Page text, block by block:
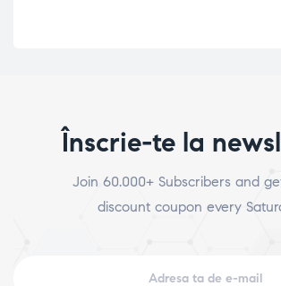
Înscrie-te la
Join 60.000+ Subscribers and
discount coupon every